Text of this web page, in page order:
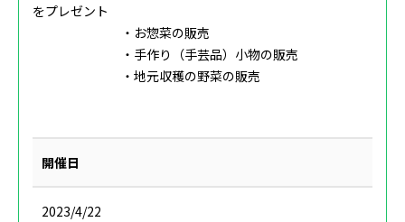
をプレゼント
・お惣菜の販売
・手作り（手芸品）小物の販売
・地元収穫の野菜の販売
開催日
2023/4/22